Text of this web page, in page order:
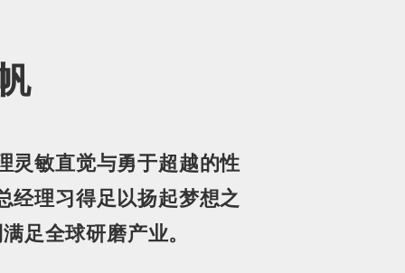
灵敏直觉与勇于超越的性
经理习得足以扬起梦想之
足全球研磨产业。